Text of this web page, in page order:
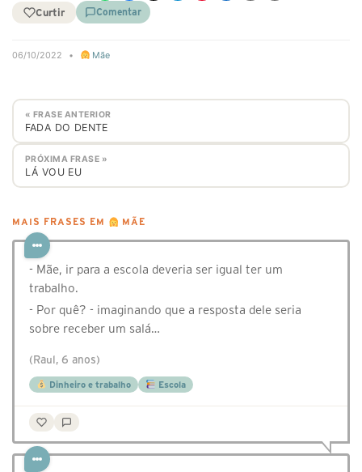
Curtir Comentar
06/10/2022 • Mãe
« FRASE ANTERIOR
FADA DO DENTE
PRÓXIMA FRASE »
LÁ VOU EU
MAIS FRASES EM MÃE
- Mãe, ir para a escola deveria ser igual ter um
trabalho.
- Por quê? - imaginando que a resposta dele seria
sobre receber um salá…
(Raul, 6 anos)
Dinheiro e trabalho Escola